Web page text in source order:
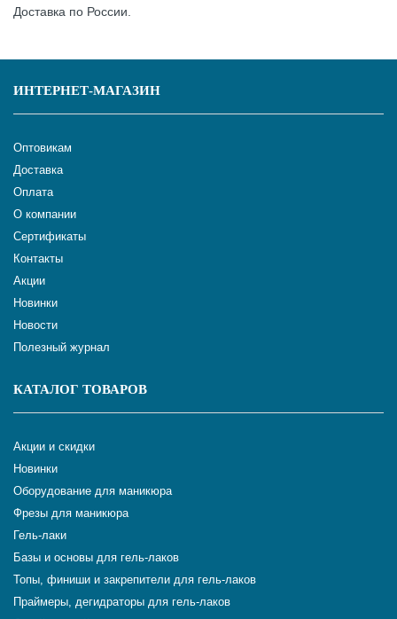
Доставка по России.
ИНТЕРНЕТ-МАГАЗИН
Оптовикам
Доставка
Оплата
О компании
Сертификаты
Контакты
Акции
Новинки
Новости
Полезный журнал
КАТАЛОГ ТОВАРОВ
Акции и скидки
Новинки
Оборудование для маникюра
Фрезы для маникюра
Гель-лаки
Базы и основы для гель-лаков
Топы, финиши и закрепители для гель-лаков
Праймеры, дегидраторы для гель-лаков